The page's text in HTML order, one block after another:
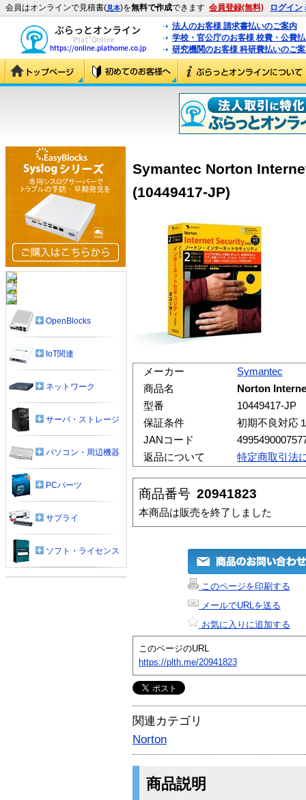
会員はオンラインで見積書(見本)を無料で作成できます 会員登録(無料) ログイン
法人のお客様 請求書払いのご案内
学校・官公庁のお客様 校費・公費
研究機関のお客様 科研費払いのご
Symantec Norton
(10449417-JP)
メーカー
Symantec
商品名
Norton
型番
10449417-JP
保証条件
初期不良対応
JANコード
返品について
特定商取引法
商品番号 20941823
本商品は販売を終了しました
このページを印刷する
メールでURLを送る
お気に入りに追加する
このページのURL
https://plth.me/20941823
関連カテゴリ
Norton
商品説明
OpenBlocks
IoT関連
ネットワーク
サーバ・ストレージ
パソコン・周辺機器
PCパーツ
サプライ
ソフト・ライセンス